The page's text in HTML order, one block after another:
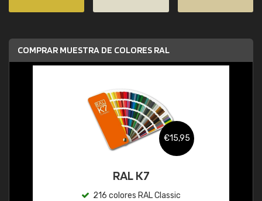
COMPRAR MUESTRA DE COLORES RAL
€15,95
RAL K7
216 colores RAL Classic